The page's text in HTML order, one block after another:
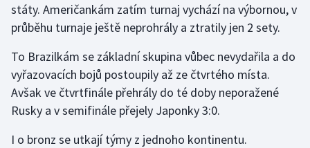
státy. Američankám zatím turnaj vychází na výbornou, v
průběhu turnaje ještě neprohrály a ztratily jen 2 sety.
To Brazilkám se základní skupina vůbec nevydařila a do
vyřazovacích bojů postoupily až ze čtvrtého místa.
Avšak ve čtvrtfinále přehrály do té doby neporažené
Rusky a v semifinále přejely Japonky 3:0.
I o bronz se utkají týmy z jednoho kontinentu.